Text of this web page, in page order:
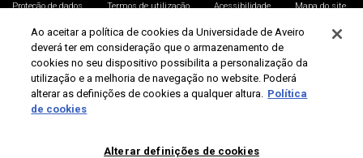
Proteção de dados Termos de utilização Acessibilidade
Mapa do site
Universidade de Aveiro 2026
Ao aceitar a política de cookies da Universidade de Aveiro
deverá ter em consideração que o armazenamento de
cookies no seu dispositivo possibilita a personalização da
utilização e a melhoria de navegação no website. Poderá
alterar as definições de cookies a qualquer altura. Política
de cookies
Alterar definições de cookies